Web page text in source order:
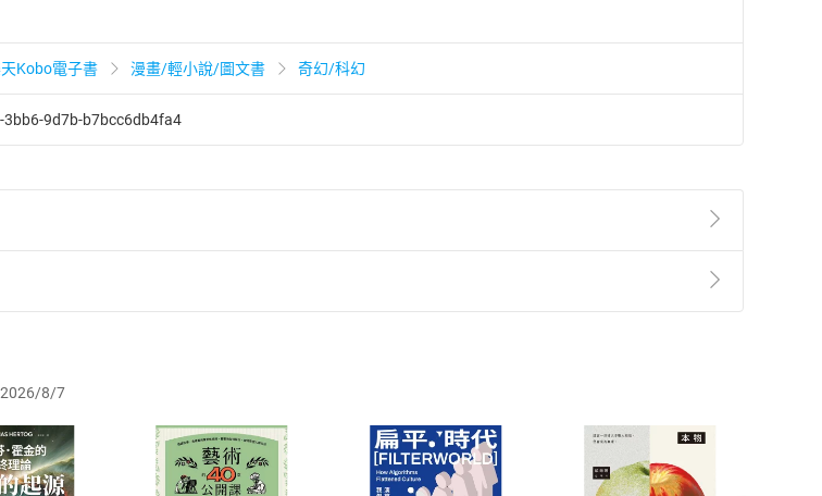
Kobo電子書 漫畫/輕小說/圖文書 奇幻/科幻
9d7b-b7bcc6db4fa4
後段暨通訊交易解除權合理例外情事適用準則第2條第5款之規定，「非以有形媒介提供之數位
表知悉本店鋪所銷售之商品為電子書，屬非以有形媒介提供之數位內容，消費者同意若訂購後
貨退款。
時，請登入樂天市場，並於「我的訂單」中點選「瀏覽訂單明細」
「申請取消訂單 /退
，待審核通過後將為您辦理退款事宜。
入購物車
cart
登入帳號
Login
付款方式
Payment
完成
Complete
8/7